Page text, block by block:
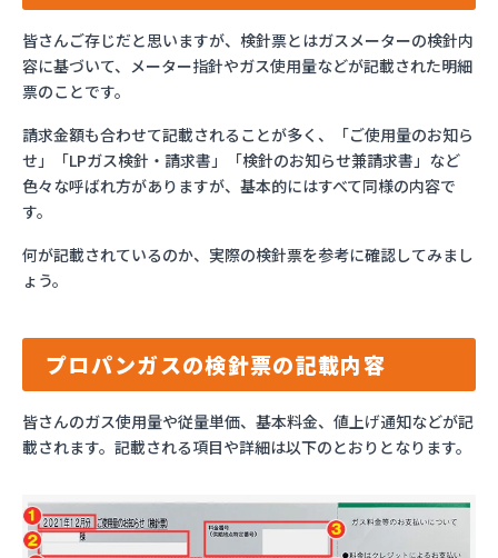
2.7⑦請求予定金額・内訳
2.8⑧基本料金・従量単価
2.10⑩お問い合わせ先
3プロパンガスの検針方法は2種類
えている
4検針票が届かない場合
しがオススメ
5検針票、25か月間保管のすゝめ
5.1保管期間を過ぎた検針票はしっかりと処分しよ
う！
皆さんご存じだと思いますが、検針票とはガスメーターの検針内
容に基づいて、メーター指針やガス使用量などが記載された明細
票のことです。
請求金額も合わせて記載されることが多く、「ご使用量のお知ら
せ」「LPガス検針・請求書」「検針のお知らせ兼請求書」など
色々な呼ばれ方がありますが、基本的にはすべて同様の内容で
す。
何が記載されているのか、実際の検針票を参考に確認してみまし
ょう。
プロパンガスの検針票の記載内容
皆さんのガス使用量や従量単価、基本料金、値上げ通知などが記
載されます。記載される項目や詳細は以下のとおりとなります。